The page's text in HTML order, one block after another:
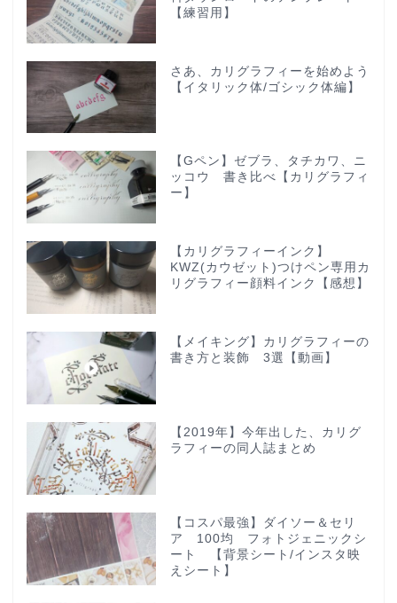
【練習用】
さあ、カリグラフィーを始めよう
【イタリック体/ゴシック体編】
【Gペン】ゼブラ、タチカワ、ニ
ッコウ 書き比べ【カリグラフィ
ー】
【カリグラフィーインク】
KWZ(カウゼット)つけペン専用カ
リグラフィー顔料インク【感想】
【メイキング】カリグラフィーの
書き方と装飾 3選【動画】
【2019年】今年出した、カリグ
ラフィーの同人誌まとめ
【コスパ最強】ダイソー＆セリ
ア 100均 フォトジェニックシ
ート 【背景シート/インスタ映
えシート】